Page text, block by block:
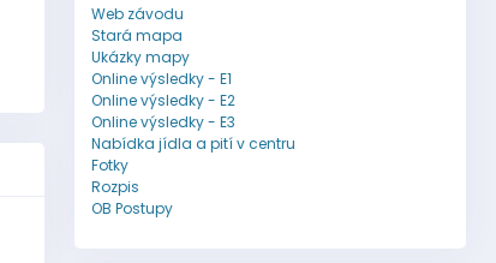
Web závodu
Stará mapa
Ukázky mapy
Online výsledky - E1
Online výsledky - E2
Online výsledky - E3
Nabídka jídla a pití v centru
Fotky
Rozpis
OB Postupy